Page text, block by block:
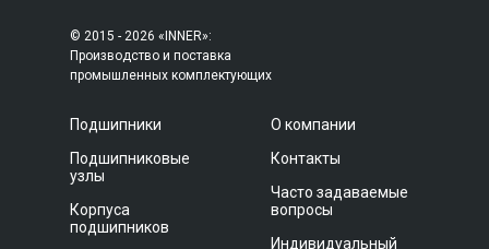
© 2015 - 2026 «INNER»:
Производство и поставка
промышленных комплектующих
Подшипники
Подшипниковые
узлы
Корпуса
подшипников
О компании
Контакты
Часто задаваемые
вопросы
Индивидуальный